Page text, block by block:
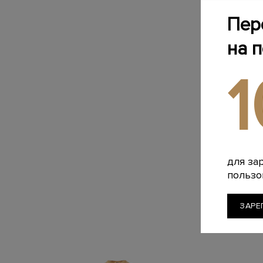
на
для